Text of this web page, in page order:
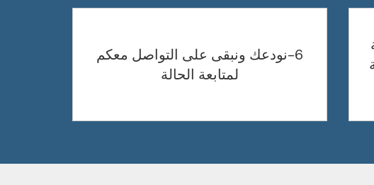
6-نودعك ونبقى على التواصل معكم
لمتابعة الحالة